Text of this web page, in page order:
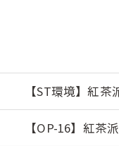
【ST環境】紅
【OP-16】紅茶